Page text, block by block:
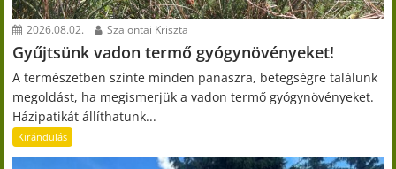
2026.08.02. Szalontai Kriszta
Gyűjtsünk vadon termő gyógynövényeket!
A természetben szinte minden panaszra, betegségre találunk
megoldást, ha megismerjük a vadon termő gyógynövényeket.
Házipatikát állíthatunk...
Kirándulás